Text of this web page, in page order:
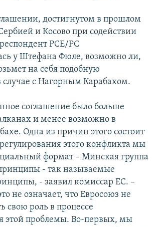
достигнутом в прошлом
и Косово при содействии
РСЕ/РС
у Штефана Фюле, возможно ли,
на себя подобную
случае с Нагорным Карабахом.
соглашение было больше
и менее возможно в
Одна из причин этого состоит
этого конфликта мы
формат – Минская группа
- так называемые
- заявил комиссар ЕС. –
не означает, что Евросоюз не
свою роль в процессе
этой проблемы. Во-первых, мы